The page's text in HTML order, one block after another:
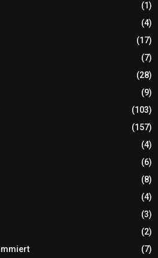
(1)
(4)
(17)
(7)
(28)
(9)
(103)
(157)
(4)
(6)
(8)
(4)
(3)
(2)
(7)